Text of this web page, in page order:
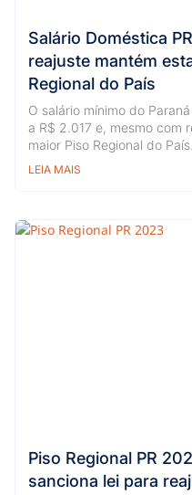
Salário Doméstica
reajuste mantém
Regional do País
O salário mínimo do
a R$ 2.017 e, mesmo com
maior Piso Regional do
LEIA MAIS
Piso Regional PR
sanciona lei para